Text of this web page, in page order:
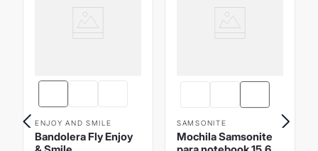
ENJOY AND SMILE
Bandolera Fly Enjoy
SAMSONITE
Mochila Samsonite